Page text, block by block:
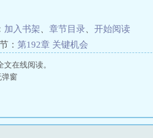
加入书架 章节目录
开始阅读
： 第192章 关键机会
在线阅读。
弹窗